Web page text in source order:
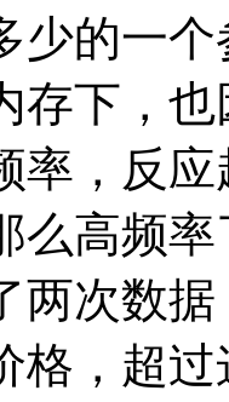
少的一
存下，
率，反
么高频
两次数
，超过